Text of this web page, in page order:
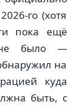
го (хотя
пока ещё
не было —
на
куда
быть, с